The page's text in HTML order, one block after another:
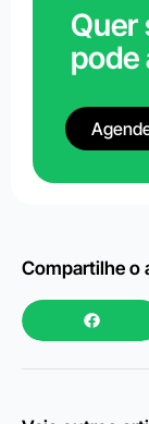
Quer
pode
Compartilhe o